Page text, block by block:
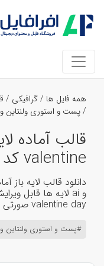
همه فایل ها /گرافیکی /
/پست و استوری ولنتاین و
قالب آماده
valentine کد 230
valentine day صورتی red تخفیف discount
#پست و استوری ولنتاین و